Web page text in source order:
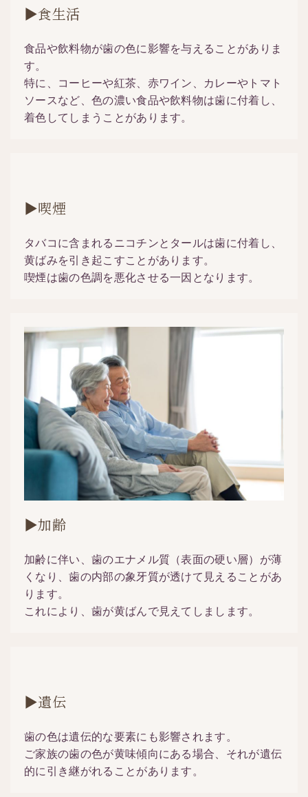
▶食生活
食品や飲料物が歯の色に影響を与えることがありま
す。
特に、コーヒーや紅茶、赤ワイン、カレーやトマト
ソースなど、色の濃い食品や飲料物は歯に付着し、
着色してしまうことがあります。
▶喫煙
タバコに含まれるニコチンとタールは歯に付着し、
黄ばみを引き起こすことがあります。
喫煙は歯の色調を悪化させる一因となります。
▶加齢
加齢に伴い、歯のエナメル質（表面の硬い層）が薄
くなり、歯の内部の象牙質が透けて見えることがあ
ります。
これにより、歯が黄ばんで見えてしまします。
▶遺伝
歯の色は遺伝的な要素にも影響されます。
ご家族の歯の色が黄味傾向にある場合、それが遺伝
的に引き継がれることがあります。